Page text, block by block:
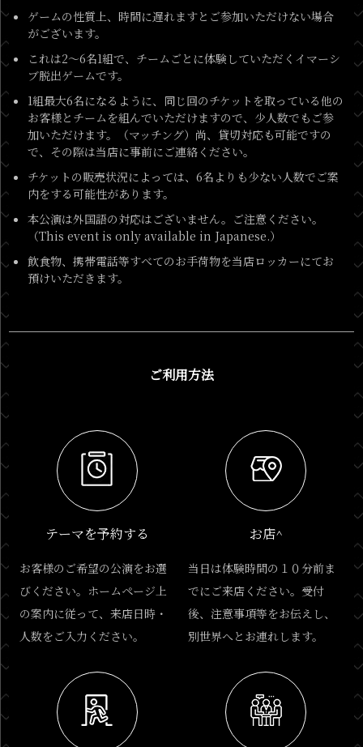
ゲームの性質上、時間に遅れますとご参加いただけない場合
がございます。
これは2～6名1組で、チームごとに体験していただくイマーシ
ブ脱出ゲームです。
1組最大6名になるように、同じ回のチケットを取っている他の
お客様とチームを組んでいただけますので、少人数でもご参
加いただけます。（マッチング）尚、貸切対応も可能ですの
で、その際は当店に事前にご連絡ください。
チケットの販売状況によっては、6名よりも少ない人数でご案
内をする可能性があります。
本公演は外国語の対応はございません。ご注意ください。
（This event is only available in Japanese.）
飲食物、携帯電話等すべてのお手荷物を当店ロッカーにてお
預けいただきます。
ご利用方法
テーマを予約する
お客様のご希望の公演をお選
びください。ホームページ上
の案内に従って、来店日時・
人数をご入力ください。
お店^
当日は体験時間の１０分前ま
でにご来店ください。受付
後、注意事項等をお伝えし、
別世界へとお連れします。